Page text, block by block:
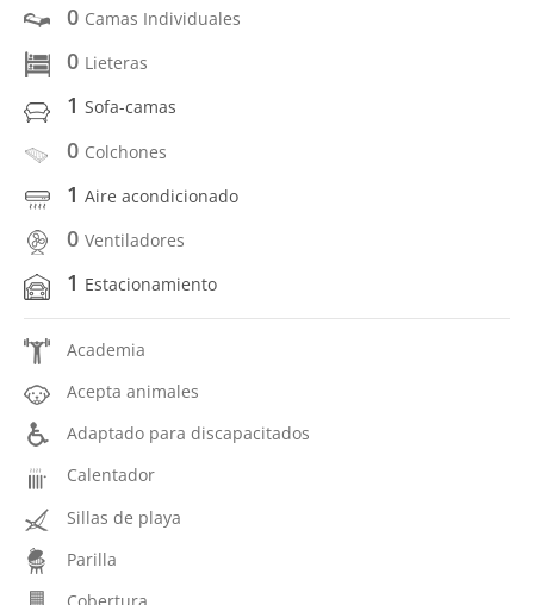
0 Camas Individuales
0 Lieteras
1 Sofa-camas
0 Colchones
1 Aire acondicionado
0 Ventiladores
1 Estacionamiento
Academia
Acepta animales
Adaptado para discapacitados
Calentador
Sillas de playa
Parilla